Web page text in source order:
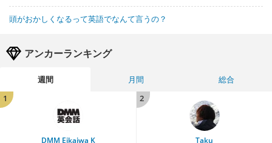
頭がおかしくなるって英語でなんて言うの？
アンカーランキング
週間 月間
総合
1
DMM Eikaiwa K
2
Taku